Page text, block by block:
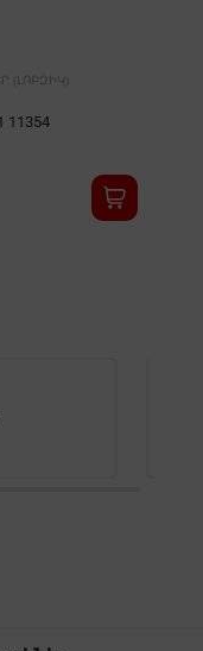
(ԼՈԲԶԻԿ)
11354